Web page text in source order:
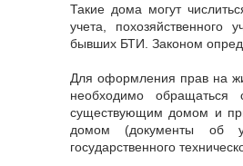
Такие дома могут
учета, похозяйственного
бывших БТИ. Законом
Для оформления прав на
необходимо
существующим домом и
домом (документы об
государственного